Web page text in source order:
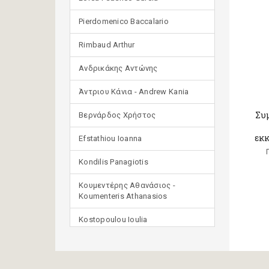
Pierdomenico Baccalario
Rimbaud Arthur
Ανδρικάκης Αντώνης
Άντριου Κάνια - Andrew Kania
Βερνάρδος Χρήστος
Efstathiou Ioanna
Kondilis Panagiotis
Κουμεντέρης Αθανάσιος -
Koumenteris Athanasios
Kostopoulou Ioulia
(μετάφραση)